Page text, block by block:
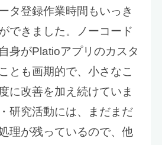
タ登録作業時間もいっき
できました。ノーコード
身がPlatioアプリのカスタ
とも画期的で、小さなこ
に改善を加え続けていま
研究活動には、まだまだ
理が残っているので、他